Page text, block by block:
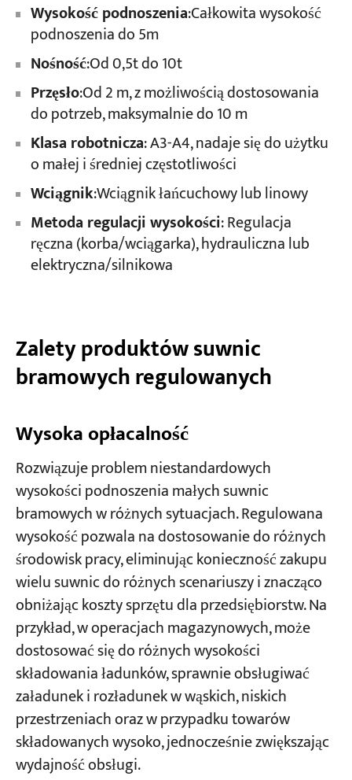
Wysokość podnoszenia:Całkowita wysokość
podnoszenia do 5m
Nośność:Od 0,5t do 10t
Przęsło:Od 2 m, z możliwością dostosowania
do potrzeb, maksymalnie do 10 m
Klasa robotnicza: A3-A4, nadaje się do użytku
o małej i średniej częstotliwości
Wciągnik:Wciągnik łańcuchowy lub linowy
Metoda regulacji wysokości: Regulacja
ręczna (korba/wciągarka), hydrauliczna lub
elektryczna/silnikowa
Zalety produktów suwnic
bramowych regulowanych
Wysoka opłacalność​​
Rozwiązuje problem niestandardowych
wysokości podnoszenia małych suwnic
bramowych w różnych sytuacjach. Regulowana
wysokość pozwala na dostosowanie do różnych
środowisk pracy, eliminując konieczność zakupu
wielu suwnic do różnych scenariuszy i znacząco
obniżając koszty sprzętu dla przedsiębiorstw. Na
przykład, w operacjach magazynowych, może
dostosować się do różnych wysokości
składowania ładunków, sprawnie obsługiwać
załadunek i rozładunek w wąskich, niskich
przestrzeniach oraz w przypadku towarów
składowanych wysoko, jednocześnie zwiększając
wydajność obsługi.